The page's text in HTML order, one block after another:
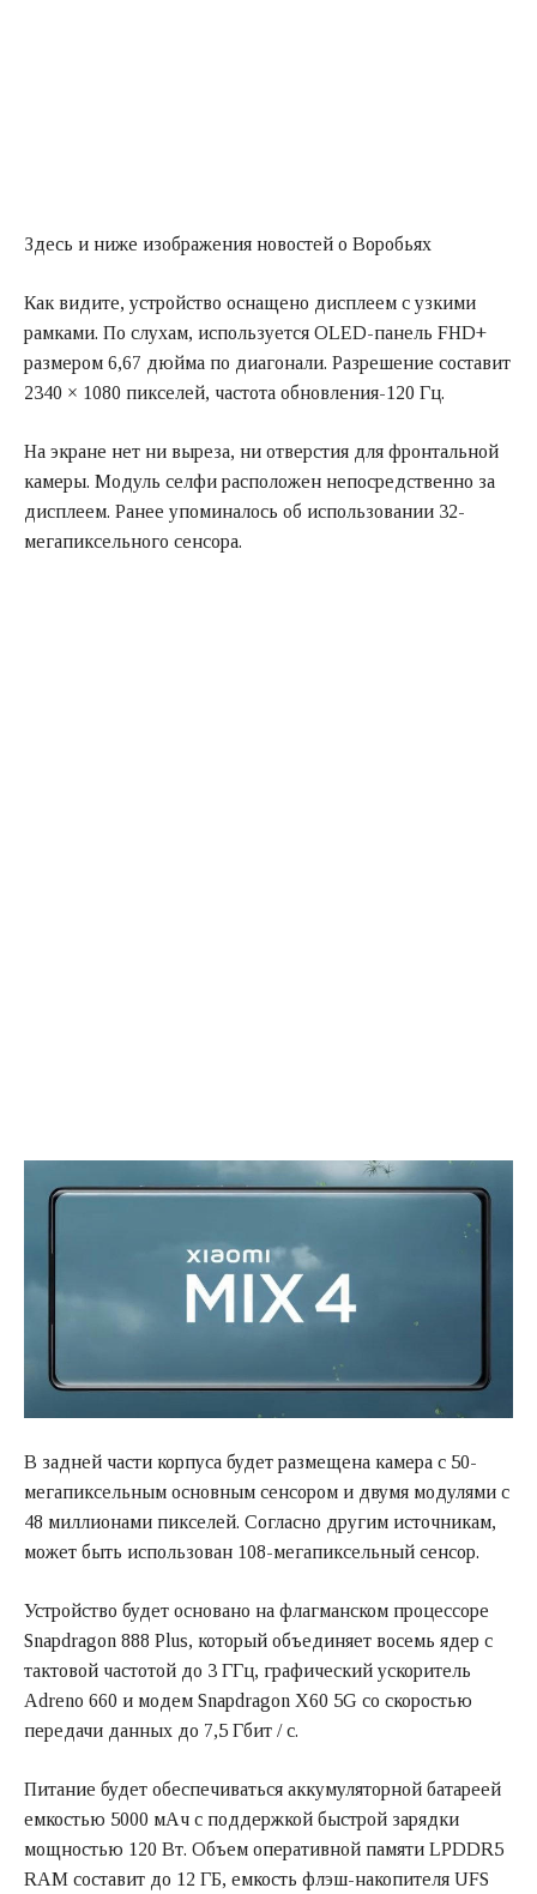
Здесь и ниже изображения новостей о Воробьях
Как видите, устройство оснащено дисплеем с узкими
рамками. По слухам, используется OLED-панель FHD+
размером 6,67 дюйма по диагонали. Разрешение составит
2340 × 1080 пикселей, частота обновления-120 Гц.
На экране нет ни выреза, ни отверстия для фронтальной
камеры. Модуль селфи расположен непосредственно за
дисплеем. Ранее упоминалось об использовании 32-
мегапиксельного сенсора.
В задней части корпуса будет размещена камера с 50-
мегапиксельным основным сенсором и двумя модулями с
48 миллионами пикселей. Согласно другим источникам,
может быть использован 108-мегапиксельный сенсор.
Устройство будет основано на флагманском процессоре
Snapdragon 888 Plus, который объединяет восемь ядер с
тактовой частотой до 3 ГГц, графический ускоритель
Adreno 660 и модем Snapdragon X60 5G со скоростью
передачи данных до 7,5 Гбит / с.
Питание будет обеспечиваться аккумуляторной батареей
емкостью 5000 мАч с поддержкой быстрой зарядки
мощностью 120 Вт. Объем оперативной памяти LPDDR5
RAM составит до 12 ГБ, емкость флэш-накопителя UFS